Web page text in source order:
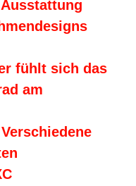
fühlt sich das
am